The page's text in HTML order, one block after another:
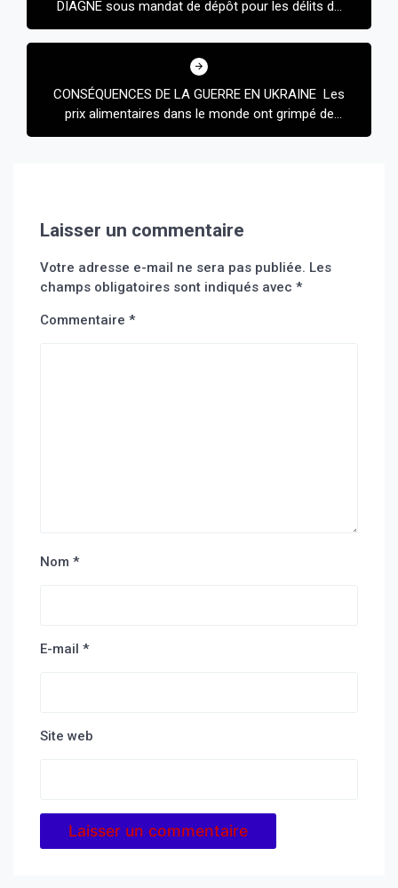
DIAGNE sous mandat de dépôt pour les délits de
diffamation et d’injures proférées à l’encontre du
député DJIBRIL WAR, menaces sans ordre ou
condition et insultes par le biais d’un système
CONSÉQUENCES DE LA GUERRE EN UKRAINE Les
prix alimentaires dans le monde ont grimpé de
près de 13% en mars
Laisser un commentaire
Votre adresse e-mail ne sera pas publiée. Les
champs obligatoires sont indiqués avec *
Commentaire *
Nom *
E-mail *
Site web